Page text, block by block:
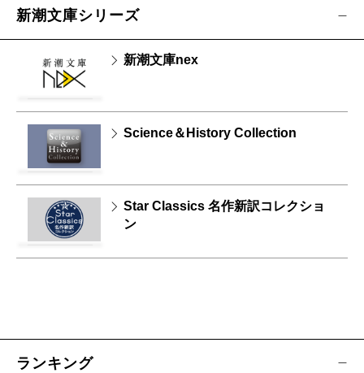
新潮文庫シリーズ
新潮文庫nex
Science＆History Collection
Star Classics 名作新訳コレクショ
ン
ランキング